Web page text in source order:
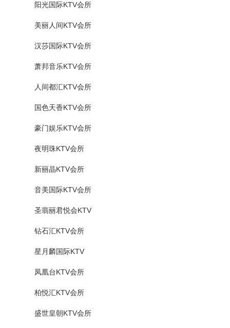
阳光国际KTV会所
美丽人间KTV会所
汉莎国际KTV会所
萧邦音乐KTV会所
人间都汇KTV会所
国色天香KTV会所
豪门娱乐KTV会所
夜明珠KTV会所
新丽晶KTV会所
音美国际KTV会所
圣翡丽君悦会KTV
钻石汇KTV会所
星月麟国际KTV
凤凰台KTV会所
柏悦汇KTV会所
盛世皇朝KTV会所